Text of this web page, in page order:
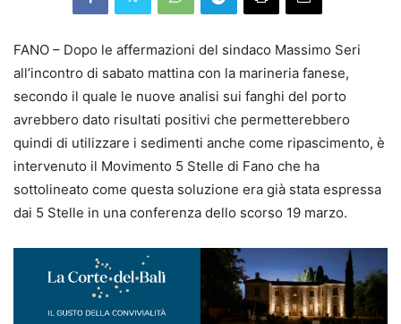
FANO – Dopo le affermazioni del sindaco Massimo Seri
all’incontro di sabato mattina con la marineria fanese,
secondo il quale le nuove analisi sui fanghi del porto
avrebbero dato risultati positivi che permetterebbero
quindi di utilizzare i sedimenti anche come ripascimento, è
intervenuto il Movimento 5 Stelle di Fano che ha
sottolineato come questa soluzione era già stata espressa
dai 5 Stelle in una conferenza dello scorso 19 marzo.